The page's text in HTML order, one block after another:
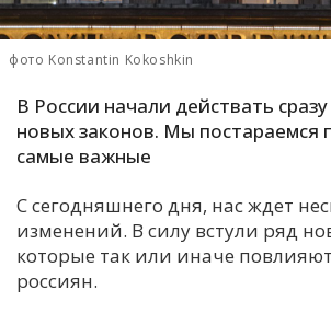
И
К
фото Konstantin Kokoshkin
В России начали действать
новых законов. Мы постараемся
самые важные
С сегодняшнего дня, нас ждет
изменений. В силу встули ряд
которые так или иначе
россиян.